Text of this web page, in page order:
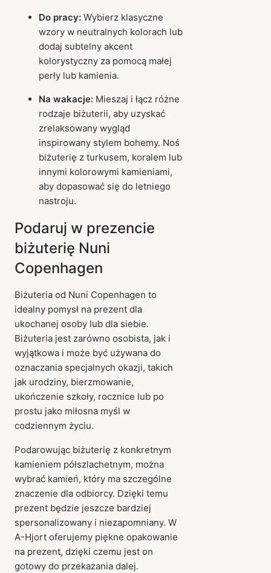
Do pracy: Wybierz klasyczne
wzory w neutralnych kolorach lub
dodaj subtelny akcent
kolorystyczny za pomocą małej
perły lub kamienia.
Na wakacje: Mieszaj i łącz różne
rodzaje biżuterii, aby uzyskać
zrelaksowany wygląd
inspirowany stylem bohemy. Noś
biżuterię z turkusem, koralem lub
innymi kolorowymi kamieniami,
aby dopasować się do letniego
nastroju.
Podaruj w prezencie
biżuterię Nuni
Copenhagen
Biżuteria od Nuni Copenhagen to
idealny pomysł na prezent dla
ukochanej osoby lub dla siebie.
Biżuteria jest zarówno osobista, jak i
wyjątkowa i może być używana do
oznaczania specjalnych okazji, takich
jak urodziny, bierzmowanie,
ukończenie szkoły, rocznice lub po
prostu jako miłosna myśl w
codziennym życiu.
Podarowując biżuterię z konkretnym
kamieniem półszlachetnym, można
wybrać kamień, który ma szczególne
znaczenie dla odbiorcy. Dzięki temu
prezent będzie jeszcze bardziej
spersonalizowany i niezapomniany. W
A-Hjort oferujemy piękne opakowanie
na prezent, dzięki czemu jest on
gotowy do przekazania dalej.